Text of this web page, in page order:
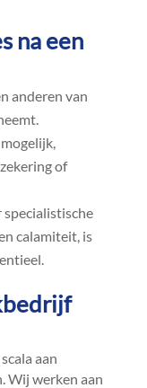
na een
anderen van
of
specialistische
calamiteit, is
aan
Wij werken aan